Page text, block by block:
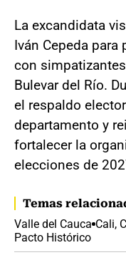
La excandidata
Iván Cepeda para
con
Bulevar del Río.
el respaldo
departamento y
fortalecer la
elecciones de
Temas
Valle del Cauca Cali,
Pacto Histórico